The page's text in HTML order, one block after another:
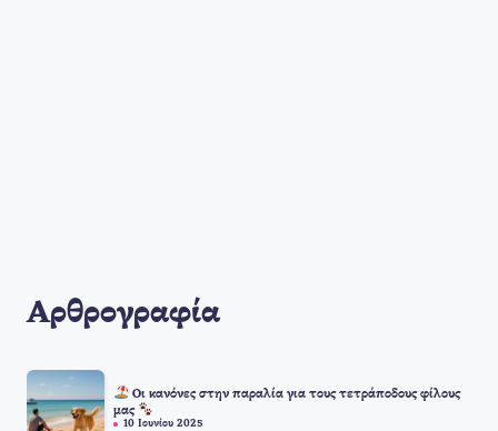
Αρθρογραφία
Οι κανόνες στην παραλία για τους τετράποδους φίλους
μας
10 Ιουνίου 2025